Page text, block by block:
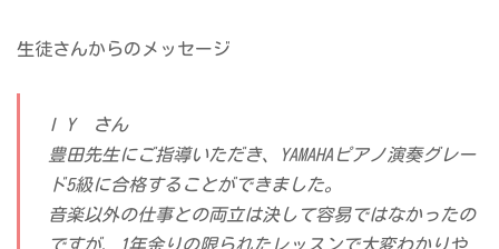
生徒さんからのメッセージ
I Y さん
豊田先生にご指導いただき、YAMAHAピアノ演奏グレー
ド5級に合格することができました。
音楽以外の仕事との両立は決して容易ではなかったの
ですが、1年余りの限られたレッスンで大変わかりや